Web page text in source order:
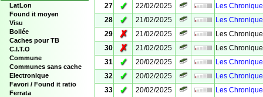
LatLon
Found it moyen
Visu
Bollée
Caches pour TB
C.I.T.O
Commune
Communes sans cache
Electronique
Favori / Found it ratio
Ferrata
27
✓ 22/02/2025
Les
28
✓ 21/02/2025
Les
29
✗ 21/02/2025
Les
30
✗ 21/02/2025
Les
31
✓ 20/02/2025
Les
32
✓ 20/02/2025
Les
33
✓ 20/02/2025
Les